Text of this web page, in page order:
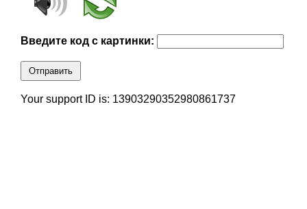
Введите код с картинки:
Отправить
Your support ID is: 13903290352980861737